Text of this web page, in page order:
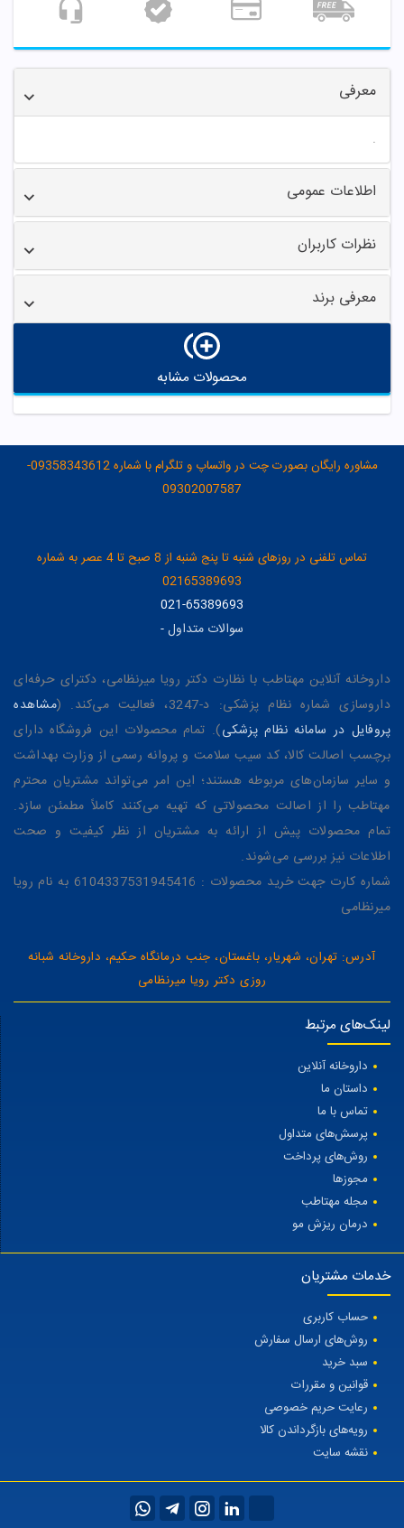
معرفی
.
اطلاعات عمومی
نظرات کاربران
معرفی برند
محصولات مشابه
مشاوره رایگان بصورت چت در واتساپ و تلگرام با شماره 09358343612-
09302007587
تماس تلفنی در روزهای شنبه تا پنج شنبه از 8 صبح تا 4 عصر به شماره
02165389693
021-65389693
سوالات متداول-
داروخانه آنلاین مهتاطب با نظارت دکتر رویا میرنظامی، دکترای حرفه‌ای
داروسازی شماره نظام پزشکی: د-3247، فعالیت می‌کند. (
مشاهده
پروفایل در سامانه نظام پزشکی). تمام محصولات این فروشگاه دارای
برچسب اصالت کالا، کد سیب سلامت و پروانه رسمی از وزارت بهداشت
و سایر سازمان‌های مربوطه هستند؛ این امر می‌تواند مشتریان محترم
مهتاطب را از اصالت محصولاتی که تهیه می‌کنند کاملاً مطمئن سازد.
تمام محصولات پیش از ارائه به مشتریان از نظر کیفیت و صحت
اطلاعات نیز بررسی می‌شوند.
شماره کارت جهت خرید محصولات : 6104337531945416 به نام رویا
میرنظامی
آدرس: تهران، شهریار، باغستان، جنب درمانگاه حکیم، داروخانه شبانه
روزی دکتر رویا میرنظامی
لینک‌های مرتبط
داروخانه آنلاین
داستان ما
تماس با ما
پرسش‌های متداول
روش‌های پرداخت
مجوزها
مجله مهتاطب
درمان ریزش مو
خدمات مشتریان
حساب کاربری
روش‌های ارسال سفارش
سبد خرید
قوانین و مقررات
رعایت حریم خصوصی
رویه‌های بازگرداندن کالا
نقشه سایت